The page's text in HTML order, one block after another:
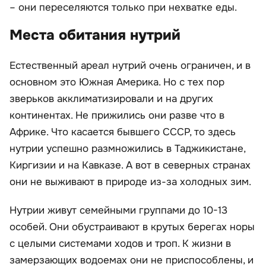
– они переселяются только при нехватке еды.
Места обитания нутрий
Естественный ареал нутрий очень ограничен, и в
основном это Южная Америка. Но с тех пор
зверьков акклиматизировали и на других
континентах. Не прижились они разве что в
Африке. Что касается бывшего СССР, то здесь
нутрии успешно размножились в Таджикистане,
Киргизии и на Кавказе. А вот в северных странах
они не выживают в природе из-за холодных зим.
Нутрии живут семейными группами до 10-13
особей. Они обустраивают в крутых берегах норы
с целыми системами ходов и троп. К жизни в
замерзающих водоемах они не приспособлены, и